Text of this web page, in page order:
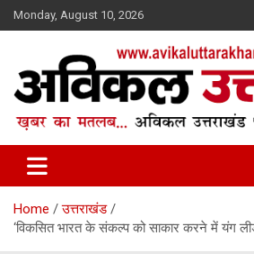
Skip
to
Monday, August 10, 2026
Avikal Uttarakhand
Home
उत्तराखंड
‘विकसित भारत के संकल्प को साकार करने में यंग